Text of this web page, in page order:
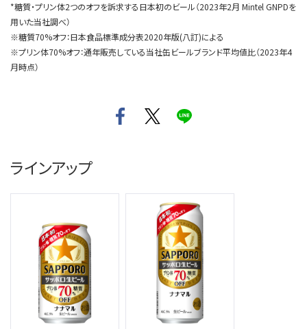
*糖質・プリン体2つのオフを訴求する日本初のビール（2023年2月 Mintel GNPDを
用いた当社調べ）
※糖質70%オフ：日本食品標準成分表2020年版(八訂)による
※プリン体70%オフ：通年販売している当社缶ビールブランド平均値比（2023年4
月時点）
ラインアップ